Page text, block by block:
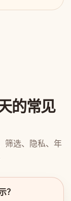
的常见
筛选、隐私、年
？